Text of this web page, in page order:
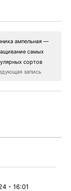
ампельная —
самых
сортов
запись
- 16:01